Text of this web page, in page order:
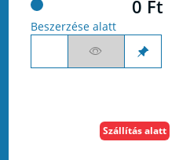
0 Ft
Beszerzése alatt
Szállítás alatt